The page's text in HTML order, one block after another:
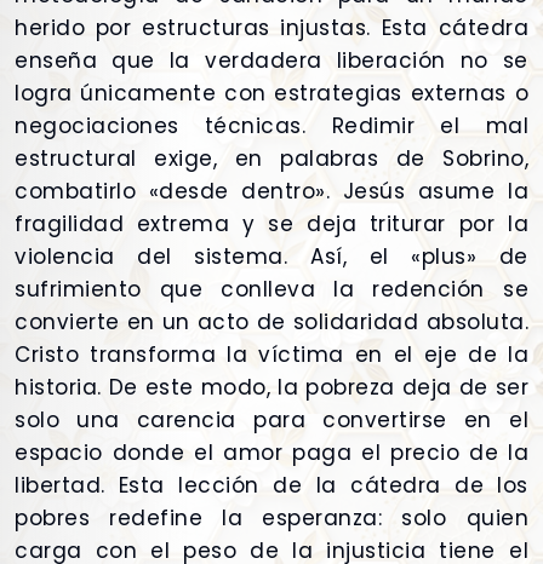
herido por estructuras injustas. Esta cátedra
enseña que la verdadera liberación no se
logra únicamente con estrategias externas o
negociaciones técnicas. Redimir el mal
estructural exige, en palabras de Sobrino,
combatirlo «desde dentro». Jesús asume la
fragilidad extrema y se deja triturar por la
violencia del sistema. Así, el «plus» de
sufrimiento que conlleva la redención se
convierte en un acto de solidaridad absoluta.
Cristo transforma la víctima en el eje de la
historia. De este modo, la pobreza deja de ser
solo una carencia para convertirse en el
espacio donde el amor paga el precio de la
libertad. Esta lección de la cátedra de los
pobres redefine la esperanza: solo quien
carga con el peso de la injusticia tiene el